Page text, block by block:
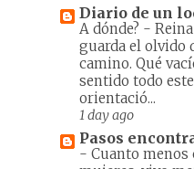
Diario de un
A dónde? -
guarda el olvido
camino. Qué
sentido todo
orientació...
1 day ago
Pasos
- Cuanto menos